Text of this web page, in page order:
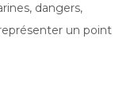
dangers,
un point